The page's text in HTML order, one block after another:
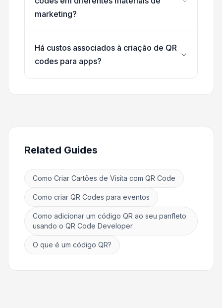
marketing?
Há custos associados à criação de QR
codes para apps?
Related Guides
Como Criar Cartões de Visita com QR Code
Como criar QR Codes para eventos
Como adicionar um código QR ao seu panfleto
usando o QR Code Developer
O que é um código QR?